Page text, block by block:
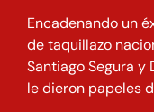
Encadenando un
de taquillazo
Santiago Segura y
le dieron papeles